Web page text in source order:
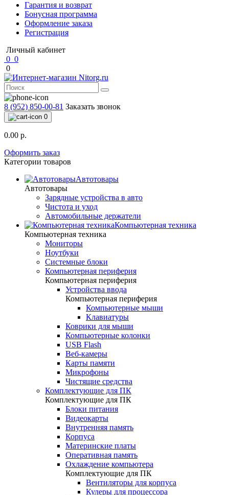
Гарантия и возврат
Бонусная программа
Оформление заказа
Регистрация
Личный кабинет
0 0
0
8 (952) 850-00-81 Заказать звонок
0
0.00 р.
Оформить заказ
Категории товаров
Автотовары
Автотовары
Зарядные устройства в авто
Чистота и уход
Автомобильные держатели
Компьютерная техника
Компьютерная техника
Мониторы
Ноутбуки
Системные блоки
Компьютерная периферия
Компьютерная периферия
Устройства ввода
Компьютерная периферия
Компьютерные мыши
Клавиатуры
Коврики для мыши
Компьютерные колонки
USB Flash
Веб-камеры
Карты памяти
Микрофоны
Чистящие средства
Комплектующие для ПК
Комплектующие для ПК
Блоки питания
Видеокарты
Внутренняя память
Корпуса
Материнские платы
Оперативная память
Охлаждение компьютера
Комплектующие для ПК
Вентиляторы для корпуса
Кулеры для процессора